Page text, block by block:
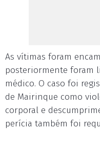
As vítimas foram
posteriormente foram
médico. O caso foi
de Mairinque como
corporal e
perícia também foi